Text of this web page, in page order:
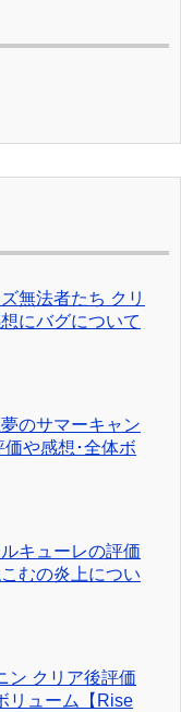
無法者たち クリ
にバグについて
のサマーキャン
価や感想･全体ボ
キューレの評価
むの炎上につい
ン クリア後評価
リューム【Rise